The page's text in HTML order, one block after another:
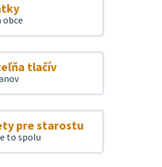
tlačív
pre starostu
to spolu